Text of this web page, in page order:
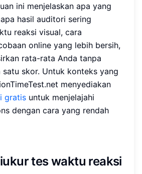
ini menjelaskan apa yang
hasil auditori sering
reaksi visual, cara
online yang lebih bersih,
rata-rata Anda tanpa
skor. Untuk konteks yang
menyediakan
gratis untuk menjelajahi
dengan cara yang rendah
tes waktu reaksi